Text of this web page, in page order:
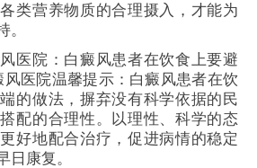
类营养物质的合理摄入，才能为
。
院：白癜风患者在饮食上要避
风医院温馨提示：白癜风患者在饮
的做法，摒弃没有科学依据的民
配的合理性。以理性、科学的态
好地配合治疗，促进病情的稳定
日康复。